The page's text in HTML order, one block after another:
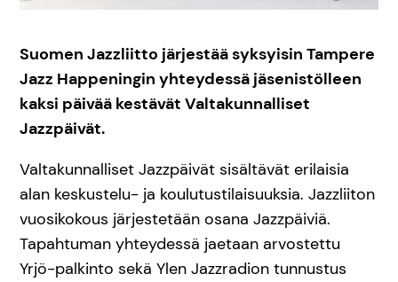
Suomen Jazzliitto järjestää syksyisin Tampere
Jazz Happeningin yhteydessä jäsenistölleen
kaksi päivää kestävät Valtakunnalliset
Jazzpäivät.
Valtakunnalliset Jazzpäivät sisältävät erilaisia
alan keskustelu- ja koulutustilaisuuksia. Jazzliiton
vuosikokous järjestetään osana Jazzpäiviä.
Tapahtuman yhteydessä jaetaan arvostettu
Yrjö-palkinto sekä Ylen Jazzradion tunnustus